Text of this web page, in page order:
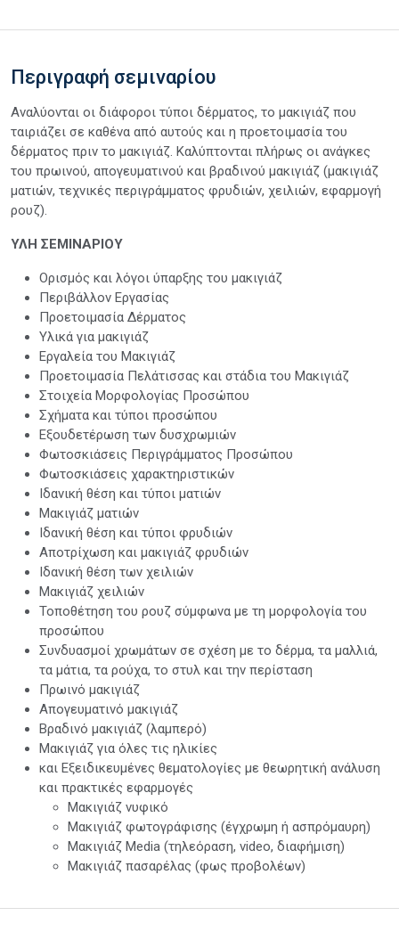
Περιγραφή σεμιναρίου
Αναλύονται οι διάφοροι τύποι δέρματος, το μακιγιάζ που
ταιριάζει σε καθένα από αυτούς και η προετοιμασία του
δέρματος πριν το μακιγιάζ. Καλύπτονται πλήρως οι ανάγκες
του πρωινού, απογευματινού και βραδινού μακιγιάζ (μακιγιάζ
ματιών, τεχνικές περιγράμματος φρυδιών, χειλιών, εφαρμογή
ρουζ).
ΥΛΗ ΣΕΜΙΝΑΡΙΟΥ
Ορισμός και λόγοι ύπαρξης του μακιγιάζ
Περιβάλλον Εργασίας
Προετοιμασία Δέρματος
Υλικά για μακιγιάζ
Εργαλεία του Μακιγιάζ
Προετοιμασία Πελάτισσας και στάδια του Μακιγιάζ
Στοιχεία Μορφολογίας Προσώπου
Σχήματα και τύποι προσώπου
Εξουδετέρωση των δυσχρωμιών
Φωτοσκιάσεις Περιγράμματος Προσώπου
Φωτοσκιάσεις χαρακτηριστικών
Ιδανική θέση και τύποι ματιών
Μακιγιάζ ματιών
Ιδανική θέση και τύποι φρυδιών
Αποτρίχωση και μακιγιάζ φρυδιών
Ιδανική θέση των χειλιών
Μακιγιάζ χειλιών
Τοποθέτηση του ρουζ σύμφωνα με τη μορφολογία του
προσώπου
Συνδυασμοί χρωμάτων σε σχέση με το δέρμα, τα μαλλιά,
τα μάτια, τα ρούχα, το στυλ και την περίσταση
Πρωινό μακιγιάζ
Απογευματινό μακιγιάζ
Βραδινό μακιγιάζ (λαμπερό)
Μακιγιάζ για όλες τις ηλικίες
και Εξειδικευμένες θεματολογίες με θεωρητική ανάλυση
και πρακτικές εφαρμογές
Μακιγιάζ νυφικό
Μακιγιάζ φωτογράφισης (έγχρωμη ή ασπρόμαυρη)
Μακιγιάζ Media (τηλεόραση, video, διαφήμιση)
Μακιγιάζ πασαρέλας (φως προβολέων)